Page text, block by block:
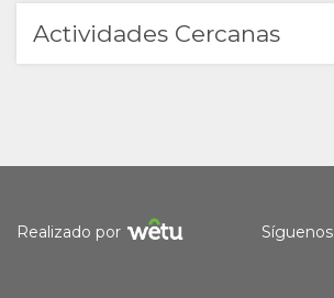
ALEMÁN
Actividades Cercanas
Realizado por Síguenos